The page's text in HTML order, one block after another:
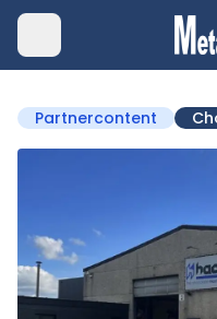
Partnercontent